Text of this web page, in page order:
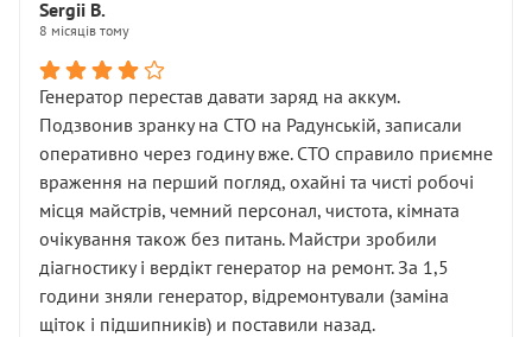
Sergii B.
8 місяців тому
Генератор перестав давати заряд на аккум.
Подзвонив зранку на СТО на Радунській, записали
оперативно через годину вже. СТО справило приємне
враження на перший погляд, охайні та чисті робочі
місця майстрів, чемний персонал, чистота, кімната
очікування також без питань. Майстри зробили
діагностику і вердікт генератор на ремонт. За 1,5
години зняли генератор, відремонтували (заміна
щіток і підшипників) и поставили назад.